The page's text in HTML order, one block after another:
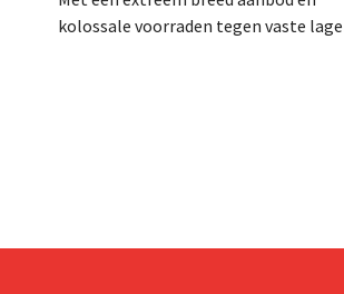
kolossale voorraden tegen vaste lage